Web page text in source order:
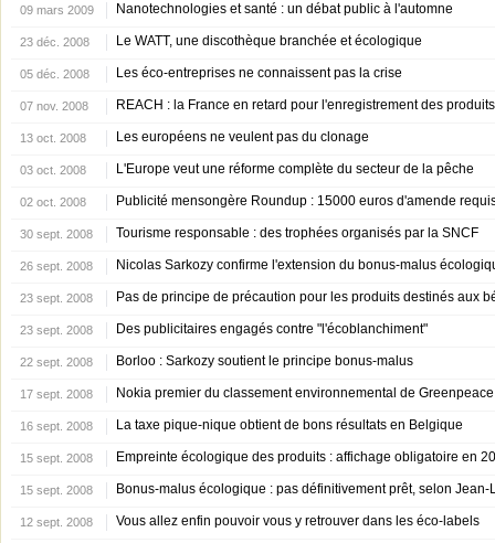
09 mars 2009 Nanotechnologies et santé : un débat public à l'automne
23 déc. 2008 Le WATT, une discothèque branchée et écologique
05 déc. 2008 Les éco-entreprises ne connaissent pas la crise
07 nov. 2008 REACH : la France en retard pour l'enregistrement des
13 oct. 2008 Les européens ne veulent pas du clonage
03 oct. 2008 L'Europe veut une réforme complète du secteur de la pêche
02 oct. 2008 Publicité mensongère Roundup : 15000 euros d'amende
30 sept. 2008 Tourisme responsable : des trophées organisés par la SNCF
26 sept. 2008 Nicolas Sarkozy confirme l'extension du bonus-malus
23 sept. 2008 Pas de principe de précaution pour les produits destinés aux
23 sept. 2008 Des publicitaires engagés contre "l'écoblanchiment"
22 sept. 2008 Borloo : Sarkozy soutient le principe bonus-malus
17 sept. 2008 Nokia premier du classement environnemental de Greenpeace
16 sept. 2008 La taxe pique-nique obtient de bons résultats en Belgique
15 sept. 2008 Empreinte écologique des produits : affichage obligatoire en
15 sept. 2008 Bonus-malus écologique : pas définitivement prêt, selon Jean-
12 sept. 2008 Vous allez enfin pouvoir vous y retrouver dans les éco-labels